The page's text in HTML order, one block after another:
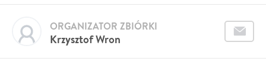
Krzysztof Wron
ORGANIZATOR ZBIÓRKI